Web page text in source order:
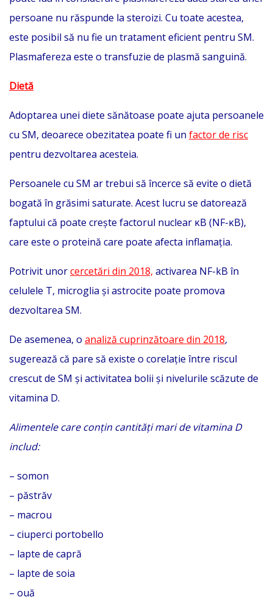
persoane nu răspunde la steroizi. Cu toate acestea,
este posibil să nu fie un tratament eficient pentru SM.
Plasmafereza este o transfuzie de plasmă sanguină.
Dietă
Adoptarea unei diete sănătoase poate ajuta persoanele
cu SM, deoarece obezitatea poate fi un factor de risc
pentru dezvoltarea acesteia.
Persoanele cu SM ar trebui să încerce să evite o dietă
bogată în grăsimi saturate. Acest lucru se datorează
faptului că poate crește factorul nuclear κB (NF-κB),
care este o proteină care poate afecta inflamația.
Potrivit unorcercetări din 2018, activarea NF-kB în
celulele T, microglia și astrocite poate promova
dezvoltarea SM.
De asemenea, o analiză cuprinzătoare din 2018,
sugerează că pare să existe o corelație între riscul
crescut de SM și activitatea bolii și nivelurile scăzute de
vitamina D.
Alimentele care conțin cantități mari de vitamina D
includ:
– somon
– păstrăv
– macrou
– ciuperci portobello
– lapte de capră
– lapte de soia
– ouă